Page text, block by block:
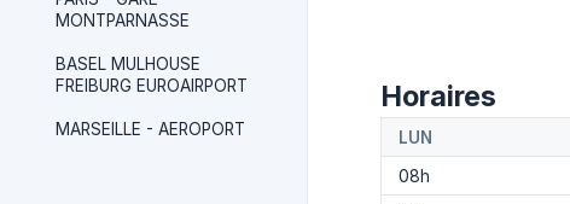
MONTPARNASSE
BASEL MULHOUSE
FREIBURG EUROAIRPORT
MARSEILLE - AEROPORT
Horaires
LUN
08h